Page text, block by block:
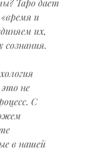
Таро дает
и
их,
не
С
в нашей